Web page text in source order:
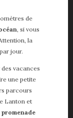
de
, si vous
la
jour.
vacances
une petite
parcours
Lanton et
promenade